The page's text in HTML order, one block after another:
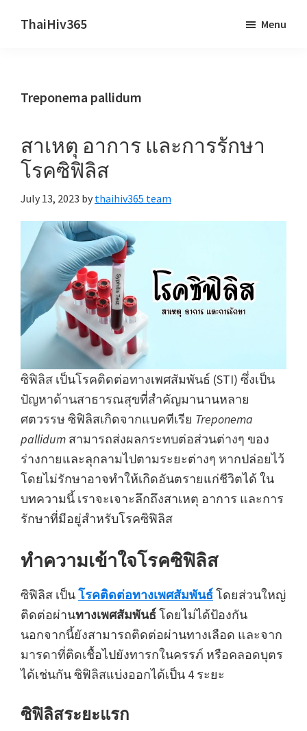
ThaiHiv365
behind.
Menu
Treponema pallidum
สาเหตุ อาการ และการรักษา
โรคซิฟิลิส
July 13, 2023 by thaihiv365 team
ซิฟิลิส เป็นโรคติดต่อทางเพศสัมพันธ์ (STI) ซึ่งเป็น
ปัญหาด้านสาธารณสุขที่สำคัญมานานหลาย
ศตวรรษ ซิฟิลิสเกิดจากแบคทีเรีย Treponema
pallidum สามารถส่งผลกระทบต่อส่วนต่างๆ ของ
ร่างกายและลุกลามไปตามระยะต่างๆ หากปล่อยไว้
โดยไม่รักษาอาจทำให้เกิดอันตรายแก่ชีวิตได้ ใน
บทความนี้ เราจะเจาะลึกถึงสาเหตุ อาการ และการ
รักษาที่มีอยู่สำหรับโรคซิฟิลิส
ทำความเข้าใจโรคซิฟิลิส
ซิฟิลิส เป็นโรคติดต่อทางเพศสัมพันธ์โดยส่วนใหญ่
ติดต่อผ่านทางเพศสัมพันธ์โดยไม่ได้ป้องกัน
นอกจากนี้ยังสามารถติดต่อผ่านทางเลือด และจาก
มารดาที่ติดเชื้อไปยังทารกในครรภ์ หรือคลอดบุตร
ได้เช่นกัน ซิฟิลิสแบ่งออกได้เป็น 4 ระยะ
ซิฟิลิสระยะแรก